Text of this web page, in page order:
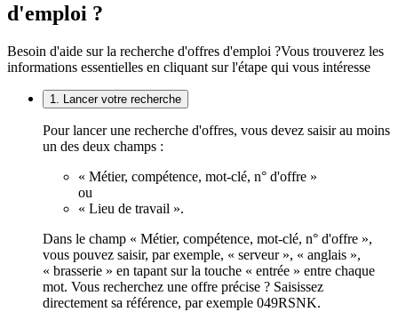
d'emploi ?
Besoin d'aide sur la recherche d'offres d'emploi ?Vous trouverez les
informations essentielles en cliquant sur l'étape qui vous intéresse
1. Lancer votre recherche
Pour lancer une recherche d'offres, vous devez saisir au moins
un des deux champs :
« Métier, compétence, mot-clé, n° d'offre »
ou
« Lieu de travail ».
Dans le champ « Métier, compétence, mot-clé, n° d'offre »,
vous pouvez saisir, par exemple, « serveur », « anglais »,
« brasserie » en tapant sur la touche « entrée » entre chaque
mot. Vous recherchez une offre précise ? Saisissez
directement sa référence, par exemple 049RSNK.